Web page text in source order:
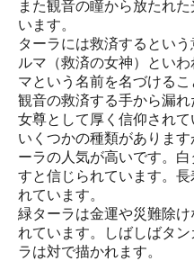
また観音の瞳から放たれ
います。
ターラには救済するとい
ルマ（救済の女神）とい
マという名前を名づけるこ
観音の救済する手から漏
女尊として厚く信仰されて
いくつかの種類がありま
ーラの人気が高いです。
すと信じられています。
れています。
緑ターラは金運や災難除
れています。しばしばタ
ラは対で描かれます。